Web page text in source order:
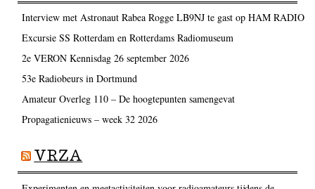
Interview met Astronaut Rabea Rogge LB9NJ te gast op HAM RADIO
Excursie SS Rotterdam en Rotterdams Radiomuseum
2e VERON Kennisdag 26 september 2026
53e Radiobeurs in Dortmund
Amateur Overleg 110 – De hoogtepunten samengevat
Propagatienieuws – week 32 2026
VRZA